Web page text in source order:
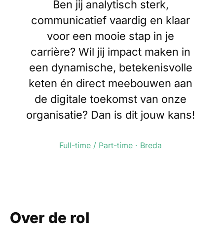
Ben jij analytisch sterk,
communicatief vaardig en klaar
voor een mooie stap in je
carrière? Wil jij impact maken in
een dynamische, betekenisvolle
keten én direct meebouwen aan
de digitale toekomst van onze
organisatie? Dan is dit jouw kans!
Full-time / Part-time · Breda
Over de rol